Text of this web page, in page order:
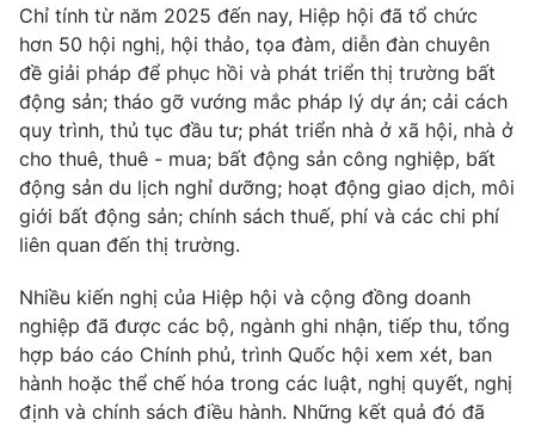
Phó Tổng Biên tập:Nguyễn Thị Mỹ Hạnh, Phạm Quốc Thắng,
Nguyễn Trọng Ninh
Tổng đài VTV: 024.38 355 931 - 024.38 355 932
Ðiện thoại Thời báo VTV:024.66 897 897
Email: toasoan@vtv.vn
Liên hệ quảng cáo:
024-7300.7108
Chỉ tính từ năm 2025 đến nay, Hiệp hội đã tổ chức
hơn 50 hội nghị, hội thảo, tọa đàm, diễn đàn chuyên
đề giải pháp để phục hồi và phát triển thị trường bất
động sản; tháo gỡ vướng mắc pháp lý dự án; cải cách
quy trình, thủ tục đầu tư; phát triển nhà ở xã hội, nhà ở
cho thuê, thuê - mua; bất động sản công nghiệp, bất
động sản du lịch nghỉ dưỡng; hoạt động giao dịch, môi
giới bất động sản; chính sách thuế, phí và các chi phí
liên quan đến thị trường.
Nhiều kiến nghị của Hiệp hội và cộng đồng doanh
nghiệp đã được các bộ, ngành ghi nhận, tiếp thu, tổng
hợp báo cáo Chính phủ, trình Quốc hội xem xét, ban
hành hoặc thể chế hóa trong các luật, nghị quyết, nghị
định và chính sách điều hành. Những kết quả đó đã